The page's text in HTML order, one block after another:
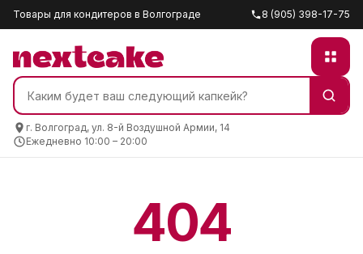
Товары для кондитеров в Волгограде 8 (905) 398-17-75
г. Волгоград, ул. 8-й Воздушной Армии, 14
Ежедневно 10:00 – 20:00
404